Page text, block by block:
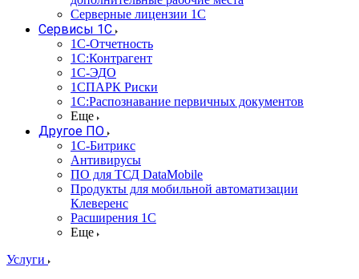
Серверные лицензии 1С
Сервисы 1С
1С-Отчетность
1С:Контрагент
1С-ЭДО
1СПАРК Риски
1С:Распознавание первичных документов
Еще
Другое ПО
1С-Битрикс
Антивирусы
ПО для ТСД DataMobile
Продукты для мобильной автоматизации
Клеверенс
Расширения 1С
Еще
Услуги